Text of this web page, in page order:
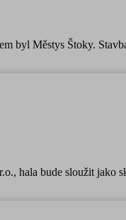
byl Městys Štoky.
hala bude sloužit jako